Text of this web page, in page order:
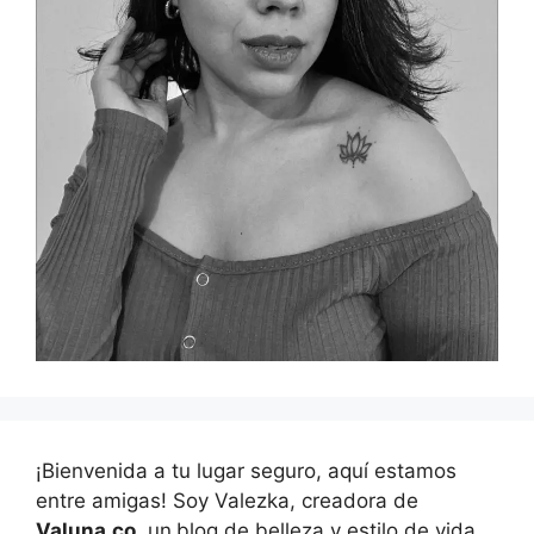
¡Bienvenida a tu lugar seguro, aquí estamos
entre amigas! Soy Valezka, creadora de